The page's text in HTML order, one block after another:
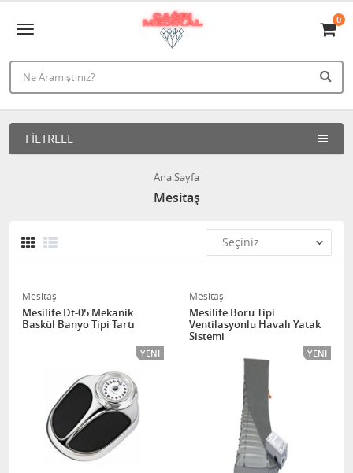
0
FILTRELE
Ana Sayfa
Mesitaş
Mesitaş
Mesilife Dt-05 Mekanik
Baskül Banyo Tipi Tartı
YENI
Mesitaş
Mesilife Boru Tipi
Ventilasyonlu Havalı Yatak
Sistemi
YENI